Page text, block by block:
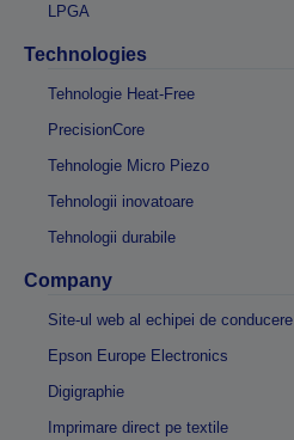
LPGA
Technologies
Tehnologie Heat-Free
PrecisionCore
Tehnologie Micro Piezo
Tehnologii inovatoare
Tehnologii durabile
Company
Site-ul web al echipei de conducere
Epson Europe Electronics
Digigraphie
Imprimare direct pe textile